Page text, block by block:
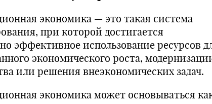
экономика — это такая система
при которой достигается
эффективное использование ресурсов
экономического роста,
или решения внеэкономических задач.
экономика может основываться